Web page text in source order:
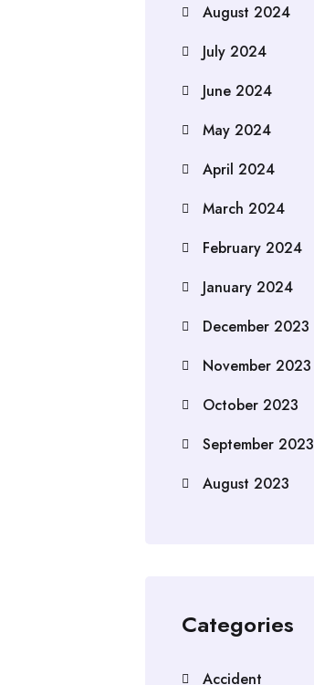
August 2024
July 2024
June 2024
May 2024
April 2024
March 2024
February 2024
January 2024
December 2023
November 2023
October 2023
September 2023
August 2023
Categories
Accident